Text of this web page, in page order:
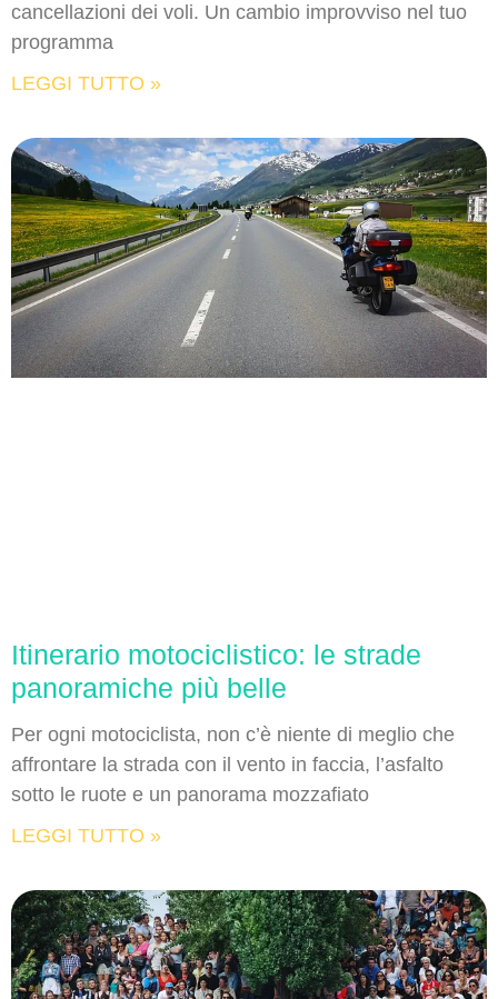
cancellazioni dei voli. Un cambio improvviso nel tuo
programma
LEGGI TUTTO »
Itinerario motociclistico: le strade
panoramiche più belle
Per ogni motociclista, non c’è niente di meglio che
affrontare la strada con il vento in faccia, l’asfalto
sotto le ruote e un panorama mozzafiato
LEGGI TUTTO »